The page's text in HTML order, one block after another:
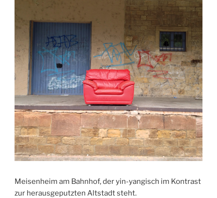
Meisenheim am Bahnhof, der yin-yangisch im Kontrast
zur herausgeputzten Altstadt steht.